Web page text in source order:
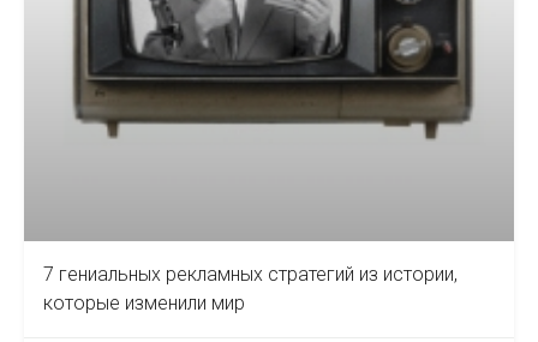
7 гениальных рекламных стратегий из истории,
которые изменили мир